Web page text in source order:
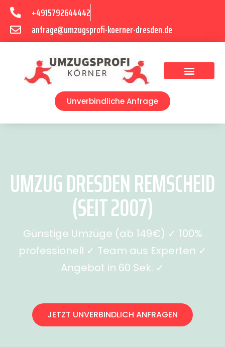
+4915792644442
anfrage@umzugsprofi-koerner-dresden.de
Unverbindliche Anfrage
UMZUG DRESDEN REMSCHEID
(SEIT 2007)
Günstige Umzüge (ab 149€) ✓ 100%
professionell ✓ Team aus Experten ✓
Angebot in 60 Sek. ✓
JETZT UNVERBINDLICH ANFRAGEN